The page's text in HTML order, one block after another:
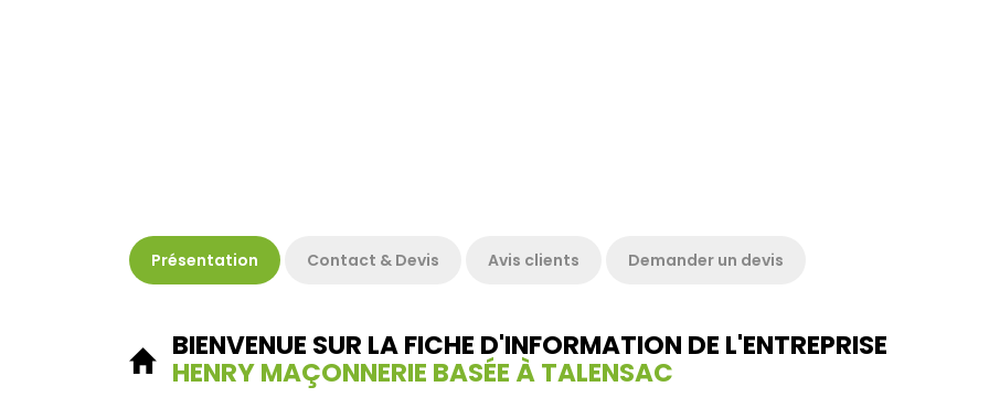
Présentation Contact & Devis Avis clients Demander un devis
BIENVENUE SUR LA FICHE D'INFORMATION DE L'ENTREPRISE
HENRY MAÇONNERIE BASÉE À TALENSAC